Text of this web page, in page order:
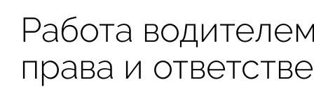
Работа
права и